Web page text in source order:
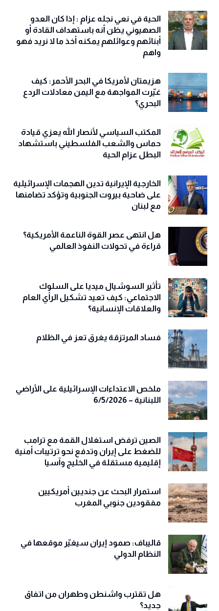
الحية في نعي نجله عزام : إذا كان العدو
الصهيوني يظن أنه باستهداف القادة أو
أبنائهم وعوائلهم يمكنه أخذ ما لا نريد فهو
واهم
هزيمتان لأمريكا في البحر الأحمر: كيف
غيّرت المواجهة مع اليمن معادلات الردع
البحري؟
المكتب السياسي لأنصار الله يعزي قيادة
حماس والشعب الفلسطيني باستشهاد
البطل عزام الحية
الخارجية الإيرانية تدين الهجمات الإسرائيلية
على ضاحية بيروت الجنوبية وتؤكد تضامنها
مع لبنان
هل انتهى عصر القوة الناعمة الأمريكية؟
قراءة في تحولات النفوذ العالمي
تأثير السوشيال ميديا على السلوك
الاجتماعي: كيف تعيد تشكيل الرأي العام
والعلاقات الإنسانية؟
فساد المرتزقة يغرق تعز في الظلام
ملخص الاعتداءات الإسرائيلية على الأراضي
اللبنانية – 6/5/2026
الصين ترفض استغلال القمة مع ترامب
للضغط على إيران وتدفع نحو ترتيبات أمنية
إقليمية مستقلة في الخليج وآسيا
استمرار البحث عن جنديين أمريكيين
مفقودين جنوبي المغرب
قاليباف: صمود إيران سيغيّر موقعها في
النظام الدولي
هل تقترب واشنطن وطهران من اتفاق
جديد؟